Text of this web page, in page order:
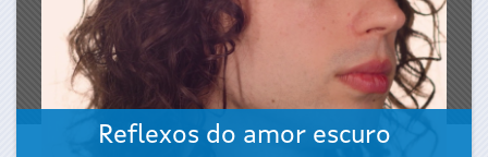
Reflexos do amor escuro